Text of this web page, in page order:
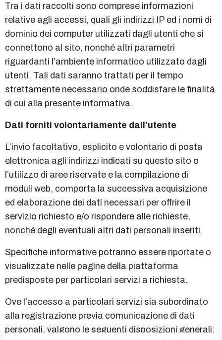
Tra i dati raccolti sono comprese informazioni
relative agli accessi, quali gli indirizzi IP ed i nomi di
dominio dei computer utilizzati dagli utenti che si
connettono al sito, nonché altri parametri
riguardanti l’ambiente informatico utilizzato dagli
utenti. Tali dati saranno trattati per il tempo
strettamente necessario onde soddisfare le finalità
di cui alla presente informativa.
Dati forniti volontariamente dall’utente
L’invio facoltativo, esplicito e volontario di posta
elettronica agli indirizzi indicati su questo sito o
l’utilizzo di aree riservate e la compilazione di
moduli web, comporta la successiva acquisizione
ed elaborazione dei dati necessari per offrire il
servizio richiesto e/o rispondere alle richieste,
nonché degli eventuali altri dati personali inseriti.
Specifiche informative potranno essere riportate o
visualizzate nelle pagine della piattaforma
predisposte per particolari servizi a richiesta.
Ove l’accesso a particolari servizi sia subordinato
alla registrazione previa comunicazione di dati
personali, valgono le seguenti disposizioni generali: